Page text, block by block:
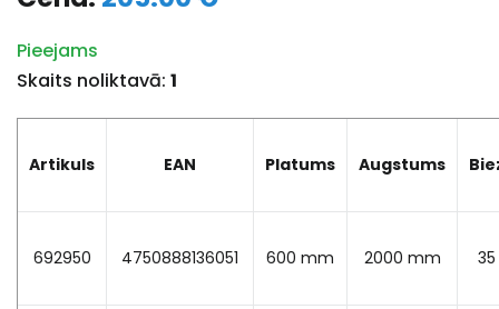
Pieejams
Skaits noliktavā: 1
Artikuls EAN Platums Augstums
692950 4750888136051 600 mm 2000 mm